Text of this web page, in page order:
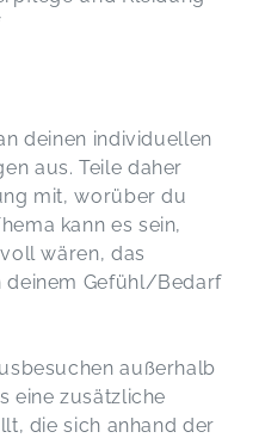
deinen individuellen
aus. Teile daher
mit, worüber du
kann es sein,
wären, das
deinem Gefühl/Bedarf
außerhalb
eine zusätzliche
die sich anhand der